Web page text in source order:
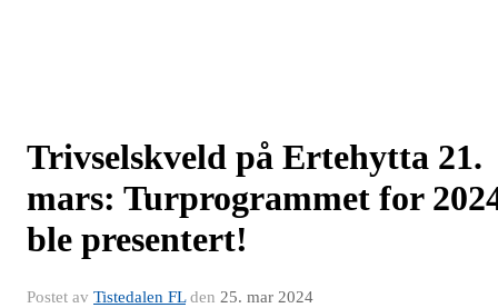
Trivselskveld på Ertehytta 21.
mars: Turprogrammet for
ble presentert!
Postet av Tistedalen FLden 25. mar 2024